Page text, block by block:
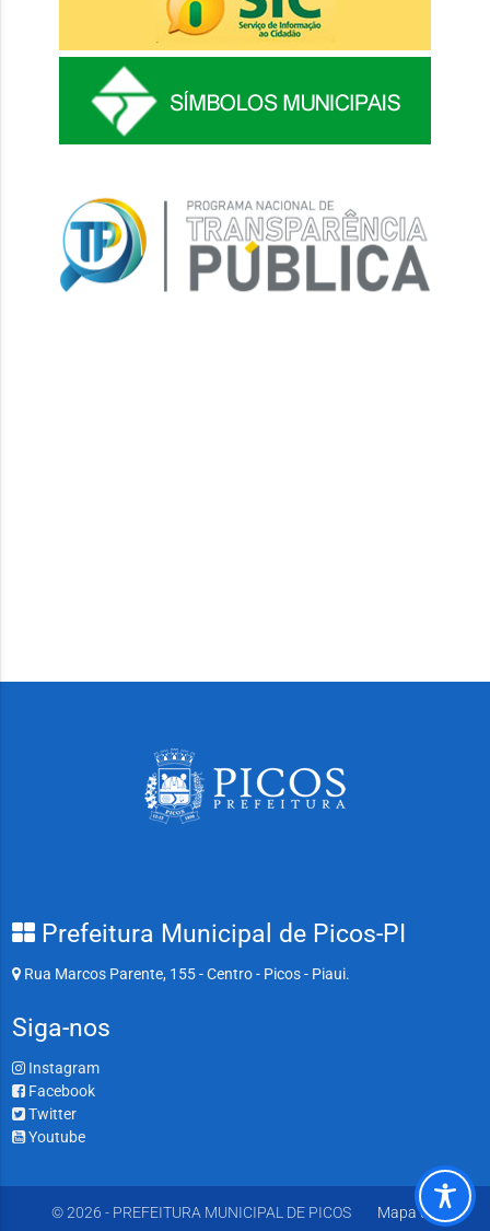
Prefeitura Municipal de Picos-PI
Rua Marcos Parente, 155 - Centro - Picos - Piaui.
Siga-nos
Instagram
Facebook
Twitter
Youtube
© 2026 - PREFEITURA MUNICIPAL DE PICOS Mapa do Site